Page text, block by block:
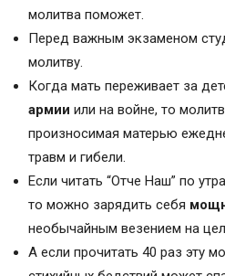
молитва поможет.
Перед важным экзаменом
молитву.
Когда мать переживает за
армии или на войне, то
произносимая матерью
травм и гибели.
Если читать “Отче Наш” по
то можно зарядить себя
необычайным везением на
А если прочитать 40 раз эту